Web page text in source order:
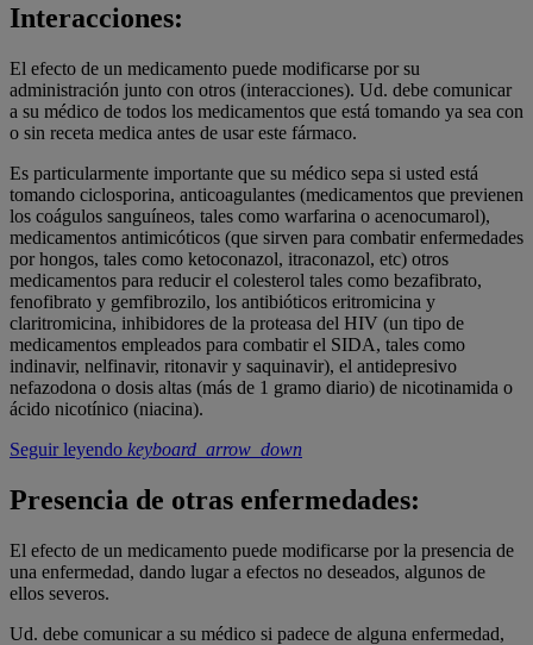
Interacciones:
El efecto de un medicamento puede modificarse por su
administración junto con otros (interacciones). Ud. debe comunicar
a su médico de todos los medicamentos que está tomando ya sea con
o sin receta medica antes de usar este fármaco.
Es particularmente importante que su médico sepa si usted está
tomando ciclosporina, anticoagulantes (medicamentos que previenen
los coágulos sanguíneos, tales como warfarina o acenocumarol),
medicamentos antimicóticos (que sirven para combatir enfermedades
por hongos, tales como ketoconazol, itraconazol, etc) otros
medicamentos para reducir el colesterol tales como bezafibrato,
fenofibrato y gemfibrozilo, los antibióticos eritromicina y
claritromicina, inhibidores de la proteasa del HIV (un tipo de
medicamentos empleados para combatir el SIDA, tales como
indinavir, nelfinavir, ritonavir y saquinavir), el antidepresivo
nefazodona o dosis altas (más de 1 gramo diario) de nicotinamida o
ácido nicotínico (niacina).
Seguir leyendo keyboard_arrow_down
Presencia de otras enfermedades:
El efecto de un medicamento puede modificarse por la presencia de
una enfermedad, dando lugar a efectos no deseados, algunos de
ellos severos.
Ud. debe comunicar a su médico si padece de alguna enfermedad,